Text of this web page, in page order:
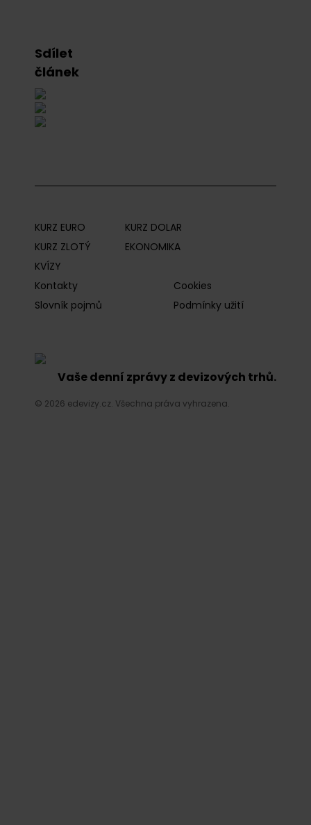
Sdílet
článek
KURZ EURO
KURZ DOLAR
KURZ ZLOTÝ
EKONOMIKA
KVÍZY
Kontakty
Cookies
Slovník pojmů
Podmínky užití
Vaše denní zprávy z devizových trhů.
© 2026 edevizy.cz. Všechna práva vyhrazena.